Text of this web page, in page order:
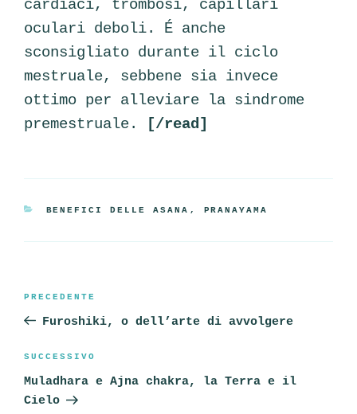
cardiaci, trombosi, capillari
oculari deboli. É anche
sconsigliato durante il ciclo
mestruale, sebbene sia invece
ottimo per alleviare la sindrome
premestruale.
[/read]
CATEGORIE
BENEFICI DELLE ASANA , PRANAYAMA
Articolo
precedente:
PRECEDENTE
Furoshiki, o dell’arte di avvolgere
Articolo
successivo
SUCCESSIVO
Muladhara e Ajna chakra, la Terra e il
Cielo